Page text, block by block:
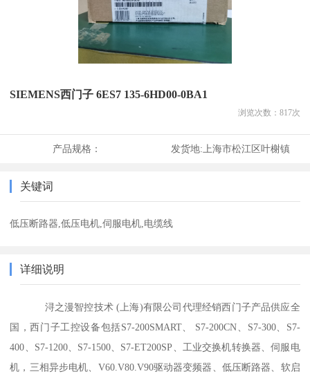
SIEMENS西门子 6ES7 135-6HD00-0BA1
浏览次数： 817次
产品规格： 发货地: 上海市松江区叶榭镇
关键词
低压断路器,低压电机,伺服电机,电缆线
详细说明
浔之漫智控技术 (上海)有限公司代理经销西门子产品供应全
国，西门子工控设备包括S7-200SMART、 S7-200CN、S7-300、S7-
400、S7-1200、S7-1500、S7-ET200SP、工业交换机转换器、伺服电
机，三相异步电机、V60.V80.V90驱动器变频器、低压断路器、软启